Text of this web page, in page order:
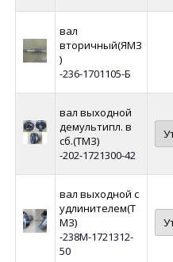
вал
вторичный(ЯМЗ
)
-236-1701105-Б
вал выходной
демультипл. в
сб.(ТМЗ)
-202-1721300-42
вал выходной с
удлинителем(Т
МЗ)
-238М-1721312-
50